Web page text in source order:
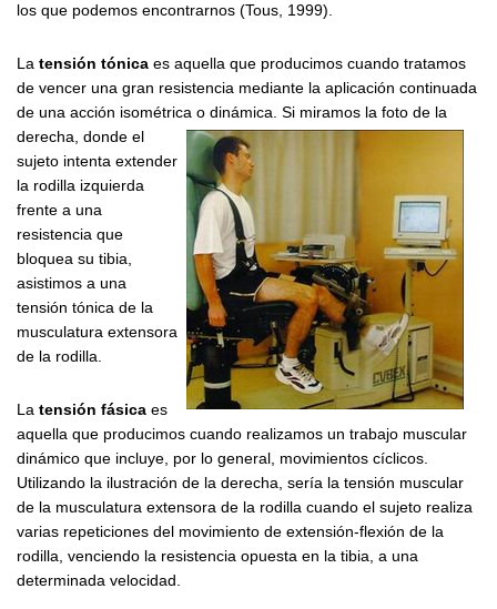
los que podemos encontrarnos (Tous, 1999).
La tensión tónica es aquella que producimos cuando tratamos
de vencer una gran resistencia mediante la aplicación continuada
de una acción isométrica o dinámica. Si miramos la foto de la
derecha, donde el
sujeto intenta extender
la rodilla izquierda
frente a una
resistencia que
bloquea su tibia,
asistimos a una
tensión tónica de la
musculatura extensora
de la rodilla.
La tensión fásica es
aquella que producimos cuando realizamos un trabajo muscular
dinámico que incluye, por lo general, movimientos cíclicos.
Utilizando la ilustración de la derecha, sería la tensión muscular
de la musculatura extensora de la rodilla cuando el sujeto realiza
varias repeticiones del movimiento de extensión-flexión de la
rodilla, venciendo la resistencia opuesta en la tibia, a una
determinada velocidad.